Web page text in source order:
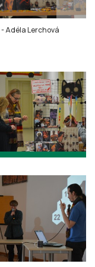
-Adéla Lerchová